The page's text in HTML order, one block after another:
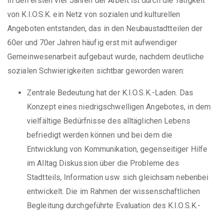
von K.I.O.S.K. ein Netz von sozialen und kulturellen
Angeboten entstanden, das in den Neubaustadtteilen der
60er und 70er Jahren häufig erst mit aufwendiger
Gemeinwesenarbeit aufgebaut wurde, nachdem deutliche
sozialen Schwierigkeiten sichtbar geworden waren:
Zentrale Bedeutung hat der K.I.O.S.K.-Laden. Das
Konzept eines niedrigschwelligen Angebotes, in dem
vielfältige Bedürfnisse des alltäglichen Lebens
befriedigt werden können und bei dem die
Entwicklung von Kommunikation, gegenseitiger Hilfe
im Alltag Diskussion über die Probleme des
Stadtteils, Information usw. sich gleichsam nebenbei
entwickelt. Die im Rahmen der wissenschaftlichen
Begleitung durchgeführte Evaluation des K.I.O.S.K.-